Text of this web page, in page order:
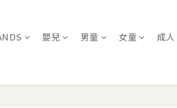
嬰兒 男童 女童 成人